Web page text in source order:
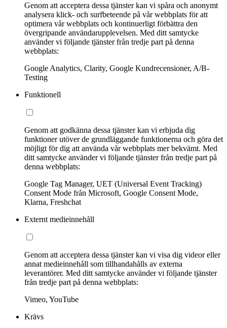
Genom att acceptera dessa tjänster kan vi spåra och anonymt
analysera klick- och surfbeteende på vår webbplats för att
optimera vår webbplats och kontinuerligt förbättra den
övergripande användarupplevelsen. Med ditt samtycke
använder vi följande tjänster från tredje part på denna
webbplats:
Google Analytics, Clarity, Google Kundrecensioner, A/B-
Testing
Funktionell
Genom att godkänna dessa tjänster kan vi erbjuda dig
funktioner utöver de grundläggande funktionerna och göra det
möjligt för dig att använda vår webbplats mer bekvämt. Med
ditt samtycke använder vi följande tjänster från tredje part på
denna webbplats:
Google Tag Manager, UET (Universal Event Tracking)
Consent Mode från Microsoft, Google Consent Mode,
Klarna, Freshchat
Externt medieinnehåll
Genom att acceptera dessa tjänster kan vi visa dig videor eller
annat medieinnehåll som tillhandahålls av externa
leverantörer. Med ditt samtycke använder vi följande tjänster
från tredje part på denna webbplats:
Vimeo, YouTube
Krävs